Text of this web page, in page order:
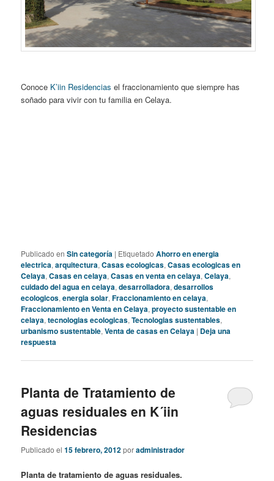
Conoce K’iin Residencias el fraccionamiento que siempre has
soñado para vivir con tu familia en Celaya.
Publicado en Sin categoría | Etiquetado Ahorro en energia
electrica,arquitectura,Casas ecologicas,Casas ecologicas en
Celaya,Casas en celaya,Casas en venta en celaya,Celaya,
cuidado del agua en celaya,desarrolladora,desarrollos
ecologicos,energia solar,Fraccionamiento en celaya,
Fraccionamiento en Venta en Celaya,proyecto sustentable en
celaya,tecnologias ecologicas,Tecnologias sustentables,
urbanismo sustentable,Venta de casas en Celaya | Deja una
respuesta
Planta de Tratamiento de
aguas residuales en K´iin
Residencias
Publicado el15 febrero, 2012poradministrador
Planta de tratamiento de aguas residuales.